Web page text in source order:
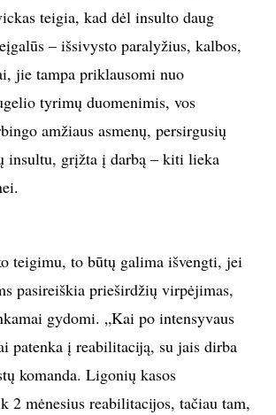
teigia, kad dėl insulto daug
– išsivysto paralyžius, kalbos,
jie tampa priklausomi nuo
tyrimų duomenimis, vos
amžiaus asmenų, persirgusių
insultu, grįžta į darbą – kiti lieka
teigimu, to būtų galima išvengti, jei
pasireiškia prieširdžių virpėjimas,
gydomi. „Kai po intensyvaus
patenka į reabilitaciją, su jais dirba
komanda. Ligonių kasos
2 mėnesius reabilitacijos, tačiau tam,